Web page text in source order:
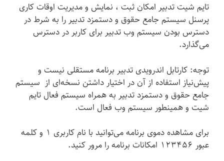
تایم شیت تدبیر امکان ثبت ، نمایش و مدیریت اوقات کاری
پرسنل سیستم جامع حقوق و دستمزد تدبیر را به شرط در
دسترس بودن سیستم وب تدبیر برای کاربر در دسترس
می‌گذارد.
توجه: کارتابل اندرویدی تدبیر برنامه مستقلی نیست و
پیش‌نیاز استفاده از آن در اختیار داشتن نسخه‌ای از سیستم
جامع حقوق و دستمزد تدبیر به همراه سیستم فعال تایم
شیت و همینطور سیستم وب فعال است.
برای مشاهده دموی برنامه می‌توانید با نام کاربری 1 و کلمه
عبور 123456 امکانات برنامه را مرور کنید.